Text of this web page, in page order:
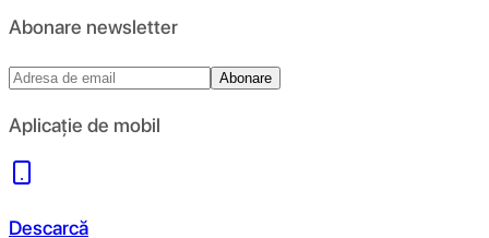
Abonare newsletter
Abonare
Aplicație de mobil
Descarcă